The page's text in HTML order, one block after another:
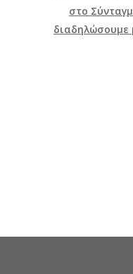
στο
διαδηλώσουμε